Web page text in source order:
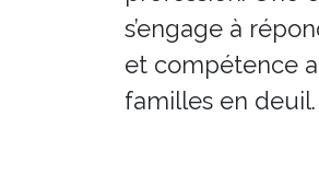
s’engage à
et compétence
familles en deuil.